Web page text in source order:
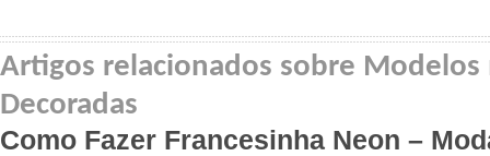
Artigos relacionados sobre Modelos
Decoradas
Como Fazer Francesinha Neon –